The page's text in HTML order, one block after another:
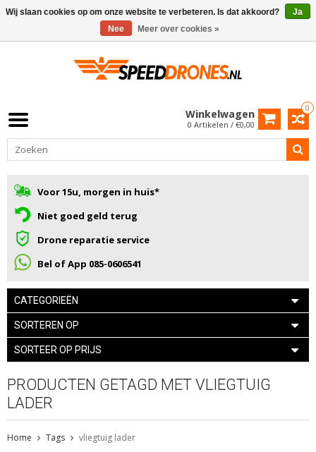
0
Winkelwagen
0 Artikelen / €0,00
Voor 15u, morgen in huis*
Niet goed geld terug
Drone reparatie service
Bel of App 085-0606541
CATEGORIEËN
SORTEREN OP
SORTEER OP PRIJS
PRODUCTEN GETAGD MET VLIEGTUIG
LADER
Home Tags vliegtuig lader
Wij slaan cookies op om onze website te verbeteren. Is dat akkoord?
Ja
Nee
Meer over cookies »